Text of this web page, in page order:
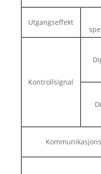
Utgangseffekt
Kontrollsignal